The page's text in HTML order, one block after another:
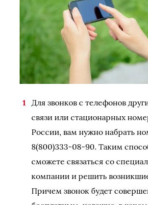
Для звонков с телефонов
связи или стационарных
России, вам нужно набрать
8(800)333-08-90. Таким
сможете связаться со
компании и решить
Причем звонок будет